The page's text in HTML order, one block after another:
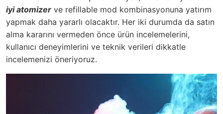
iyi atomizer ve refillable mod kombinasyonuna yatırım
yapmak daha yararlı olacaktır. Her iki durumda da satın
alma kararını vermeden önce ürün incelemelerini,
kullanıcı deneyimlerini ve teknik verileri dikkatle
incelemenizi öneriyoruz.